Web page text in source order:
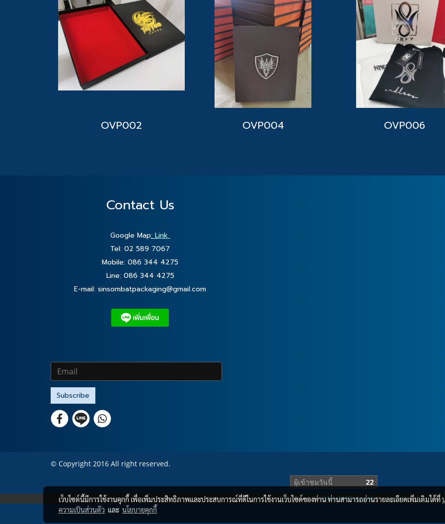
OVP002 OVP004 OVP006
Contact Us
Google Map: Link
Tel: 02 589 7067
Mobile: 086 344 4275
Line: 086 344 4275
E-mail: sinsombatpackaging@gmail.com
Subscribe
© Copyright 2016 All right reserved.
ผู้เข้าชมวันนี้
22
Powered byMakeWebEasy.com
เว็บไซต์นี้มีการใช้งานคุกกี้ เพื่อเพิ่มประสิทธิภาพและประสบการณ์ที่ดีในการใช้งานเว็บไซต์ของท่าน ท่านสามารถอ่านรายละเอียดเพิ่มเติมได้ที่
ความเป็นส่วนตัว และ นโยบายคุกกี้